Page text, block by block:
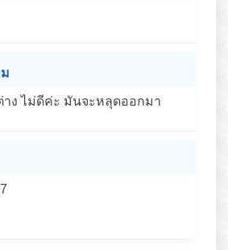
ง ไม่ดีค่ะ มันจะหลุดออกมา